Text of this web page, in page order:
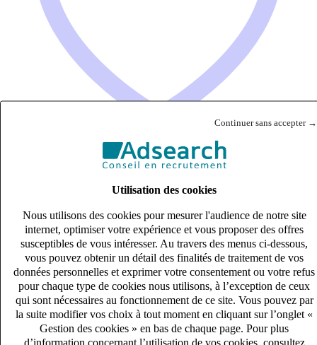
Continuer sans accepter →
Utilisation des cookies
Nous utilisons des cookies pour mesurer l'audience de notre site
internet, optimiser votre expérience et vous proposer des offres
susceptibles de vous intéresser. Au travers des menus ci-dessous,
vous pouvez obtenir un détail des finalités de traitement de vos
données personnelles et exprimer votre consentement ou votre refus
pour chaque type de cookies nous utilisons, à l’exception de ceux
qui sont nécessaires au fonctionnement de ce site. Vous pouvez par
la suite modifier vos choix à tout moment en cliquant sur l’onglet «
Gestion des cookies » en bas de chaque page. Pour plus
d’information concernant l’utilisation de vos cookies, consultez
27k – 33k €
GEMENOS, Bouches-du-Rhône (13420)
Publié le 07/08/2026
Industrie & Ingénierie